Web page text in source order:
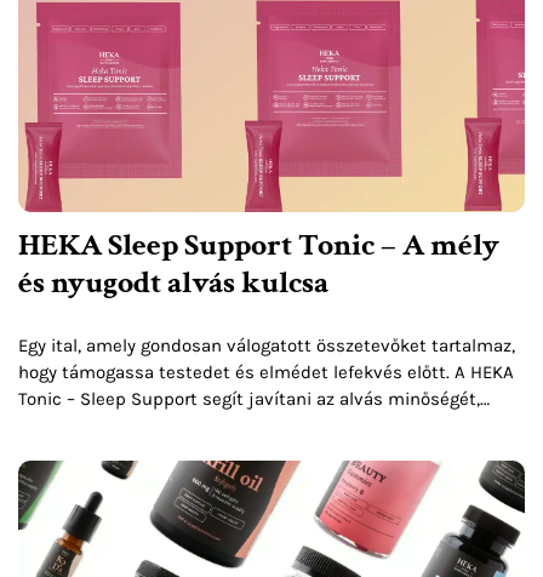
HEKA Sleep Support Tonic – A mély
és nyugodt alvás kulcsa
Egy ital, amely gondosan válogatott összetevőket tartalmaz,
hogy támogassa testedet és elmédet lefekvés előtt. A HEKA
Tonic – Sleep Support segít javítani az alvás minőségét,